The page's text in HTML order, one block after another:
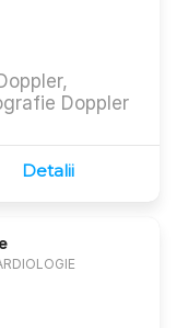
Doppler
Detalii